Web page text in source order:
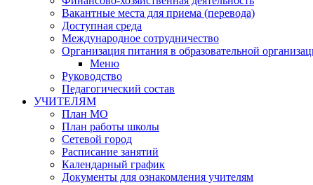
Вакантные места для приема (перевода)
Доступная среда
Международное сотрудничество
Организация питания в образовательной
Меню
Руководство
Педагогический состав
УЧИТЕЛЯМ
План МО
План работы школы
Сетевой город
Расписание занятий
Календарный график
Документы для ознакомления учителям